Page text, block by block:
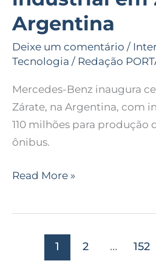
Argentina
Deixe um comentário /
Tecnologia / Redação
Mercedes-Benz inaugura
Zárate, na Argentina, com
110 milhões para produção
ônibus.
Read More »
1 2 … 152